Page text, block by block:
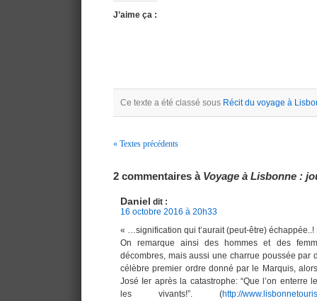
J’aime ça :
Ce texte a été classé sous Récit du voyage à
« Textes précédents
2 commentaires à Voyage à Lisbonne :
Daniel dit :
16 octobre 2016 à 20h33
« …signification qui t’aurait (peut-être) échappée..!
On remarque ainsi des hommes et des
décombres, mais aussi une charrue poussée par
célèbre premier ordre donné par le Marquis,
José Ier après la catastrophe: “Que l’on enterre
les vivants!”. (http://